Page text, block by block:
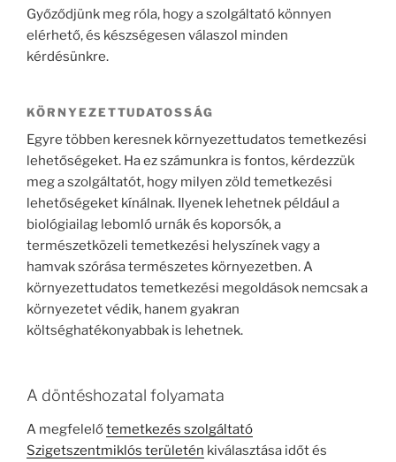
Győződjünk meg róla, hogy a szolgáltató könnyen
elérhető, és készségesen válaszol minden
kérdésünkre.
KÖRNYEZETTUDATOSSÁG
Egyre többen keresnek környezettudatos temetkezési
lehetőségeket. Ha ez számunkra is fontos, kérdezzük
meg a szolgáltatót, hogy milyen zöld temetkezési
lehetőségeket kínálnak. Ilyenek lehetnek például a
biológiailag lebomló urnák és koporsók, a
természetközeli temetkezési helyszínek vagy a
hamvak szórása természetes környezetben. A
környezettudatos temetkezési megoldások nemcsak a
környezetet védik, hanem gyakran
költséghatékonyabbak is lehetnek.
A döntéshozatal folyamata
A megfelelőtemetkezés szolgáltató
Szigetszentmiklós területén kiválasztása időt és